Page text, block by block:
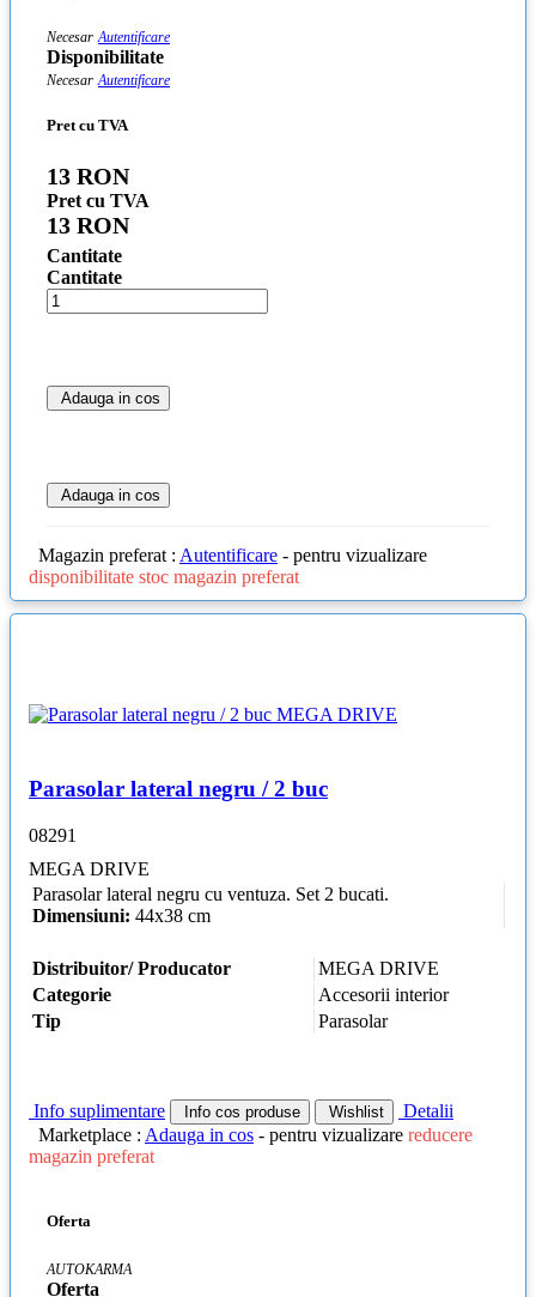
Necesar Autentificare
Disponibilitate
Necesar Autentificare
Pret cu TVA
13 RON
Pret cu TVA
13 RON
Cantitate
Cantitate
Adauga in cos
Adauga in cos
Magazin preferat : Autentificare - pentru vizualizare
disponibilitate stoc magazin preferat
Parasolar lateral negru / 2 buc
08291
MEGA DRIVE
Parasolar lateral negru cu ventuza. Set 2 bucati.
Dimensiuni: 44x38 cm
Distribuitor/ Producator
MEGA DRIVE
Categorie
Accesorii interior
Tip
Parasolar
Info suplimentare Info cos produse Wishlist
Detalii
Marketplace : Adauga in cos - pentru vizualizare reducere
magazin preferat
Oferta
AUTOKARMA
Oferta